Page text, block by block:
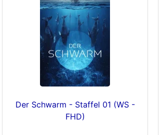
Der Schwarm - Staffel 01 (WS -
FHD)